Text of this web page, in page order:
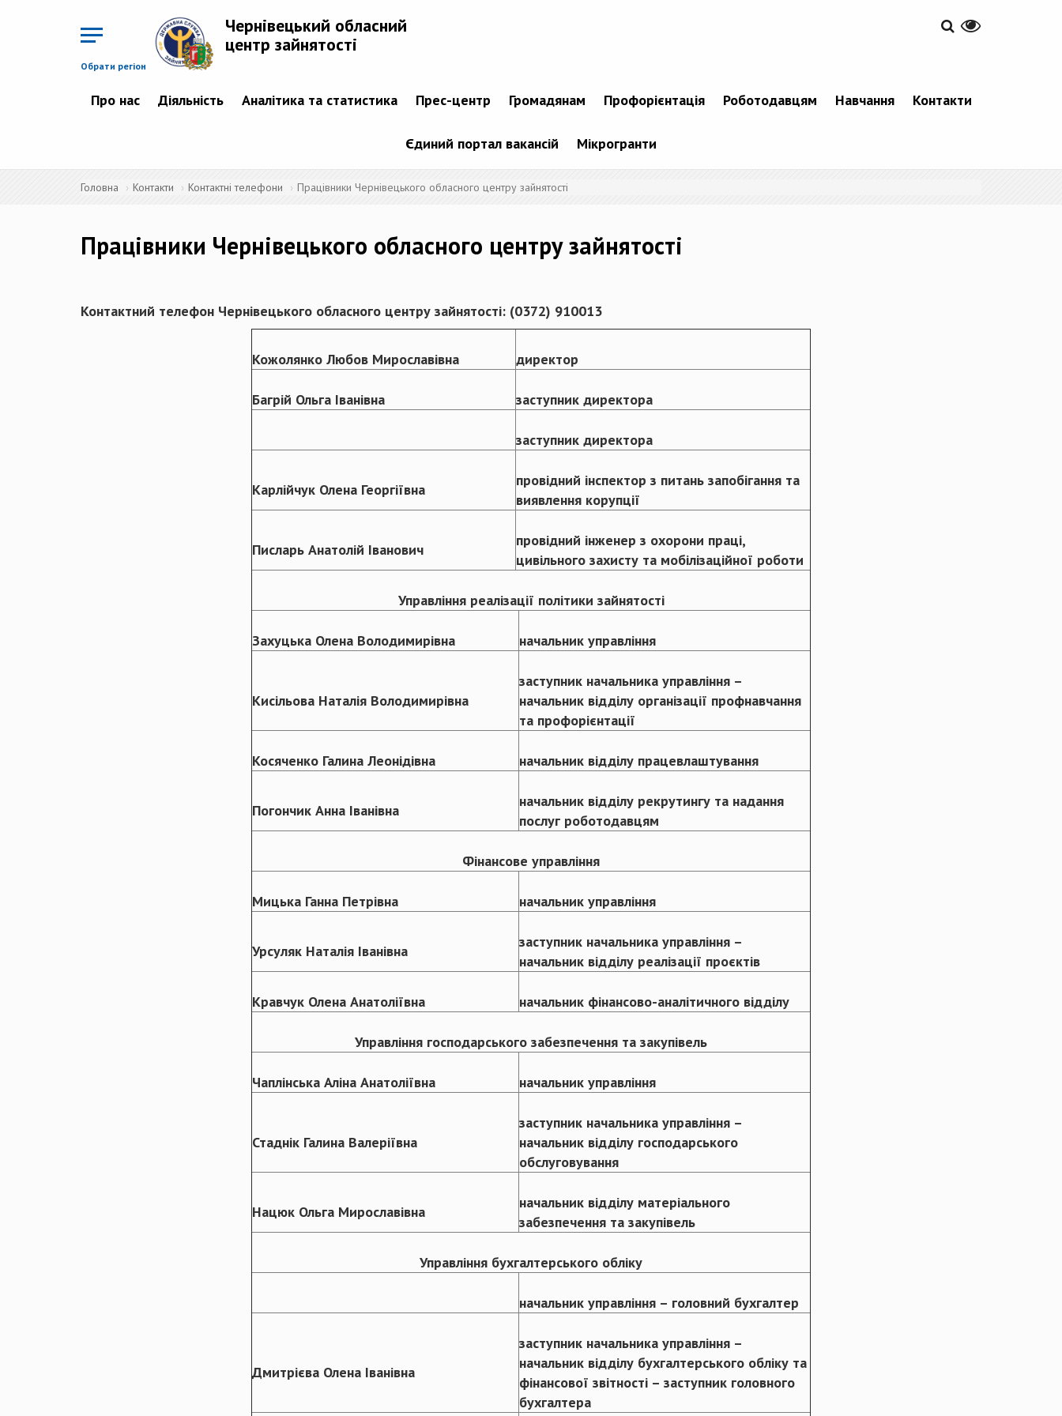
Обрати регіон
Чернівецький обласний
центр зайнятості
Про нас Діяльність Аналітика та статистика Прес-центр Громадянам Профорієнтація Роботодавцям Навчання Контакти
Єдиний портал вакансій Мікрогранти
Головна Контакти Контактні телефони Працівники Чернівецького обласного центру зайнятості
Працівники Чернівецького обласного центру зайнятості
Контактний телефон Чернівецького обласного центру зайнятості: (0372) 910013
Кожолянко Любов Мирославівна директор
Багрій Ольга Іванівна заступник директора
заступник директора
Карлійчук Олена Георгіївна
провідний інспектор з питань запобігання та
виявлення корупції
Писларь Анатолій Іванович
провідний інженер з охорони праці,
цивільного захисту та мобілізаційної роботи
Управління реалізації політики зайнятості
Захуцька Олена Володимирівна начальник управління
Кисільова Наталія Володимирівна
заступник начальника управління –
начальник відділу організації профнавчання
та профорієнтації
Косяченко Галина Леонідівна начальник відділу працевлаштування
Погончик Анна Іванівна
начальник відділу рекрутингу та надання
послуг роботодавцям
Фінансове управління
Мицька Ганна Петрівна начальник управління
Урсуляк Наталія Іванівна
заступник начальника управління –
начальник відділу реалізації проєктів
Кравчук Олена Анатоліївна начальник фінансово-аналітичного відділу
Управління господарського забезпечення та закупівель
Чаплінська Аліна Анатоліївна начальник управління
Стаднік Галина Валеріївна
заступник начальника управління –
начальник відділу господарського
обслуговування
Нацюк Ольга Мирославівна
начальник відділу матеріального
забезпечення та закупівель
Управління бухгалтерського обліку
начальник управління – головний бухгалтер
Дмитрієва Олена Іванівна
заступник начальника управління –
начальник відділу бухгалтерського обліку та
фінансової звітності – заступник головного
бухгалтера